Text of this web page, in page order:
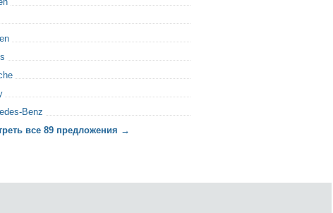
Benz
все 89 предложения →